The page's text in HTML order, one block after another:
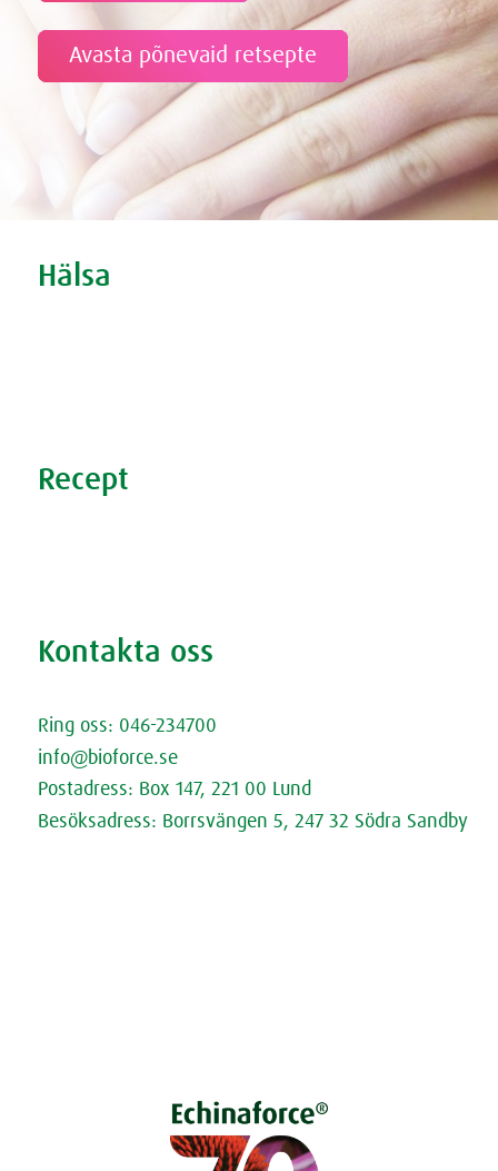
Avasta põnevaid retsepte
Hälsa
Recept
Kontakta oss
Ring oss: 046-234700
info@bioforce.se
Postadress: Box 147, 221 00 Lund
Besöksadress: Borrsvängen 5, 247 32 Södra Sandby